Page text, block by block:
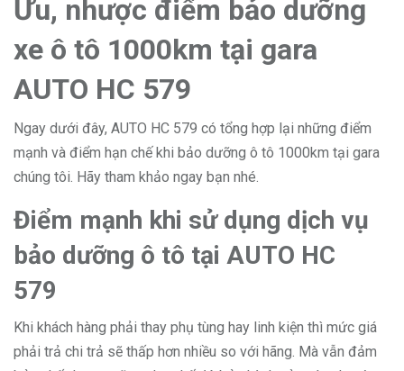
Ưu, nhược điểm bảo dưỡng
xe ô tô 1000km tại gara
AUTO HC 579
Ngay dưới đây, AUTO HC 579 có tổng hợp lại những điểm
mạnh và điểm hạn chế khi bảo dưỡng ô tô 1000km tại gara
chúng tôi. Hãy tham khảo ngay bạn nhé.
Điểm mạnh khi sử dụng dịch vụ
bảo dưỡng ô tô tại AUTO HC
579
Khi khách hàng phải thay phụ tùng hay linh kiện thì mức giá
phải trả chi trả sẽ thấp hơn nhiều so với hãng. Mà vẫn đảm